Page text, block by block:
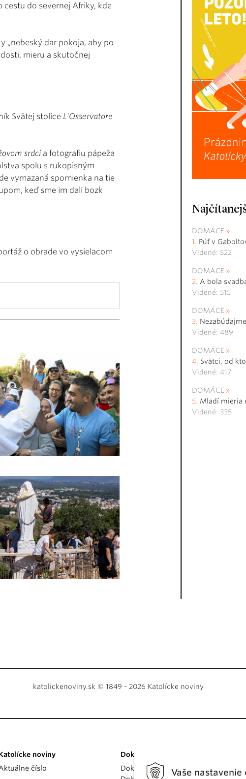
Vaše nastavenie
do severnej Afriky, kde
„nebeský dar pokoja, aby po
mieru a skutočnej
Svätej stolice L'Osservatore
srdci a fotografiu pápeža
spolu s rukopisným
vymazaná spomienka na tie
keď sme im dali bozk
o obrade vo vysielacom
DOMÁCE
Púť v
Videné: 522
DOMÁCE
A bola
Videné: 515
DOMÁCE
Videné: 489
DOMÁCE
Svätci, od
Videné: 417
DOMÁCE
Mladí mieria
Videné: 335
katolickenoviny.sk © 1849 - 2026 Katolícke noviny
noviny
číslo
Dokumenty
Dokumenty pápežov